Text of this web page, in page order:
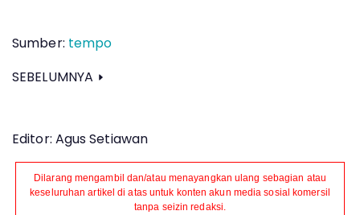
Sumber: tempo
SEBELUMNYA
Editor: Agus Setiawan
Dilarang mengambil dan/atau menayangkan ulang sebagian atau
keseluruhan artikel di atas untuk konten akun media sosial komersil
tanpa seizin redaksi.